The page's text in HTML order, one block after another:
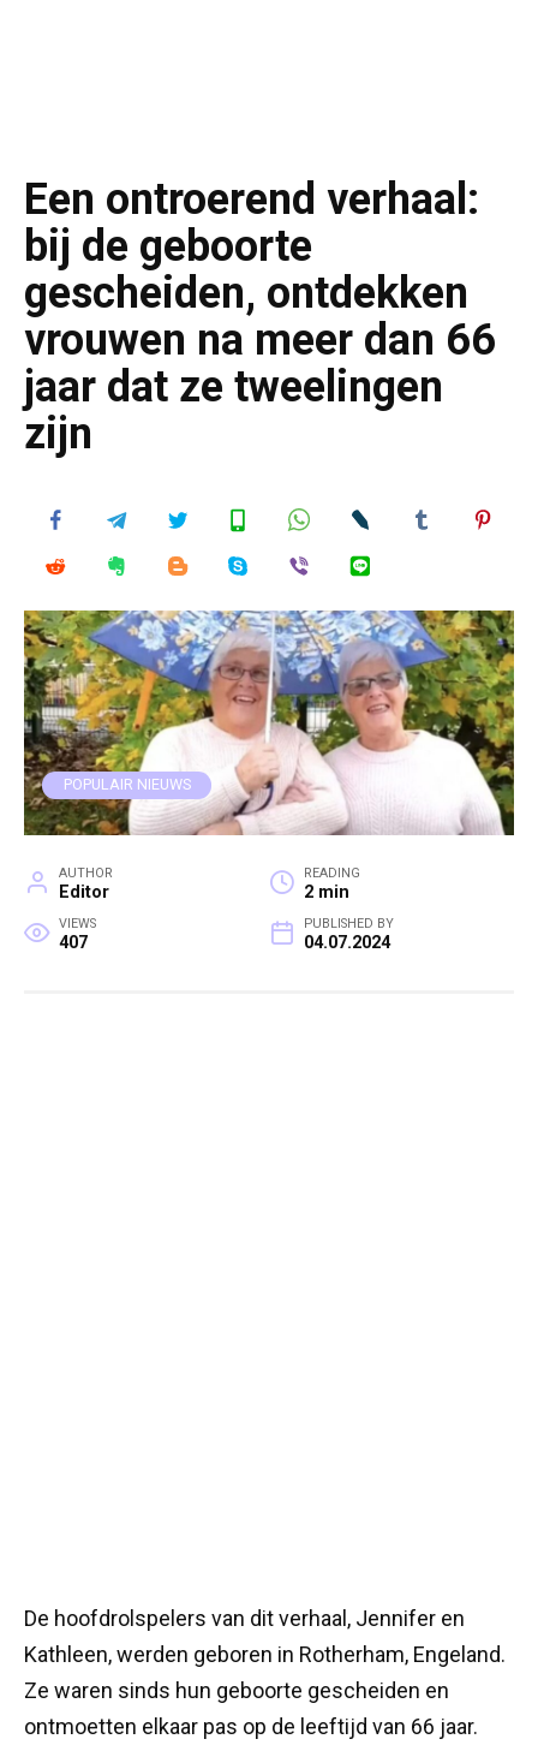
Een ontroerend verhaal:
bij de geboorte
gescheiden, ontdekken
vrouwen na meer dan 66
jaar dat ze tweelingen
zijn
POPULAIR NIEUWS
AUTHOR
Editor
READING
2 min
VIEWS
407
PUBLISHED BY
04.07.2024
De hoofdrolspelers van dit verhaal, Jennifer en
Kathleen, werden geboren in Rotherham, Engeland.
Ze waren sinds hun geboorte gescheiden en
ontmoetten elkaar pas op de leeftijd van 66 jaar.